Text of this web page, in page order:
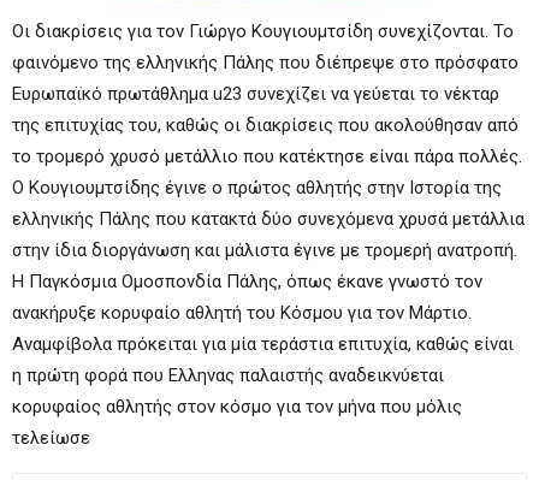
Οι διακρίσεις για τον Γιώργο Κουγιουμτσίδη συνεχίζονται. Το
φαινόμενο της ελληνικής Πάλης που διέπρεψε στο πρόσφατο
Ευρωπαϊκό πρωτάθλημα u23 συνεχίζει να γεύεται το νέκταρ
της επιτυχίας του, καθώς οι διακρίσεις που ακολούθησαν από
το τρομερό χρυσό μετάλλιο που κατέκτησε είναι πάρα πολλές.
Ο Κουγιουμτσίδης έγινε ο πρώτος αθλητής στην Ιστορία της
ελληνικής Πάλης που κατακτά δύο συνεχόμενα χρυσά μετάλλια
στην ίδια διοργάνωση και μάλιστα έγινε με τρομερή ανατροπή.
Η Παγκόσμια Ομοσπονδία Πάλης, όπως έκανε γνωστό τον
ανακήρυξε κορυφαίο αθλητή του Κόσμου για τον Μάρτιο.
Αναμφίβολα πρόκειται για μία τεράστια επιτυχία, καθώς είναι
η πρώτη φορά που Ελληνας παλαιστής αναδεικνύεται
κορυφαίος αθλητής στον κόσμο για τον μήνα που μόλις
τελείωσε